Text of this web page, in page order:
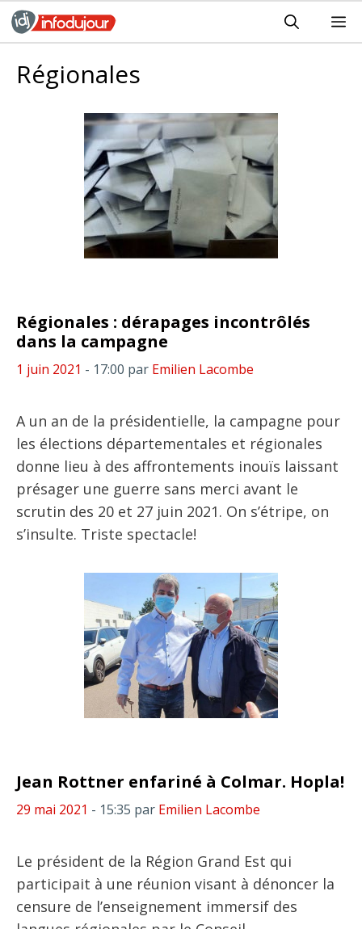
Aller
au
Régionales
Régionales : dérapages incontrôlés
dans la campagne
1 juin 2021 - 17:00 par Emilien Lacombe
A un an de la présidentielle, la campagne pour
les élections départementales et régionales
donne lieu à des affrontements inouïs laissant
présager une guerre sans merci avant le
scrutin des 20 et 27 juin 2021. On s’étripe, on
s’insulte. Triste spectacle!
Jean Rottner enfariné à Colmar. Hopla!
29 mai 2021 - 15:35 par Emilien Lacombe
Le président de la Région Grand Est qui
participait à une réunion visant à dénoncer la
censure de l’enseignement immersif des